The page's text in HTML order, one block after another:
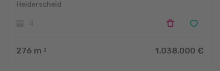
Heiderscheid
276 m 2 1.038.000 €